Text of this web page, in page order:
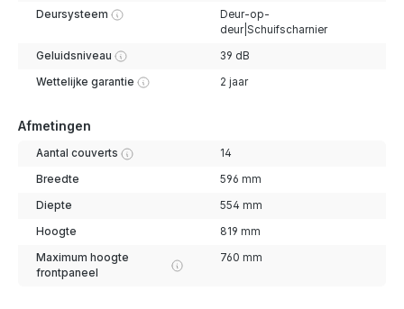
Deursysteem
Deur-op-
deur|Schuifscharnier
Geluidsniveau 39 dB
Wettelijke garantie 2 jaar
Afmetingen
Aantal couverts 14
Breedte 596 mm
Diepte 554 mm
Hoogte 819 mm
Maximum hoogte
frontpaneel
760 mm